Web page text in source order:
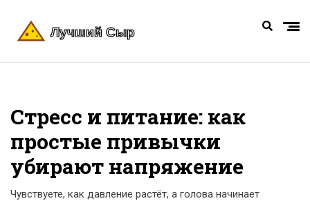
Стресс и питание: как
простые привычки
убирают напряжение
Чувствуете, как давление растёт, а голова начинает